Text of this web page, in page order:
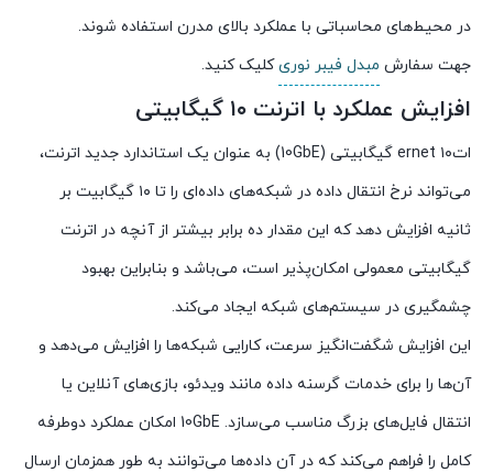
در محیط‌های محاسباتی با عملکرد بالای مدرن استفاده شوند.
جهت سفارش مبدل فیبر نوریکلیک کنید.
افزایش عملکرد با اترنت ۱۰ گیگابیتی
اتernet ۱۰ گیگابیتی (10GbE) به عنوان یک استاندارد جدید اترنت،
می‌تواند نرخ انتقال داده در شبکه‌های داده‌ای را تا ۱۰ گیگابیت بر
ثانیه افزایش دهد که این مقدار ده برابر بیشتر از آنچه در اترنت
گیگابیتی معمولی امکان‌پذیر است، می‌باشد و بنابراین بهبود
چشمگیری در سیستم‌های شبکه ایجاد می‌کند.
این افزایش شگفت‌انگیز سرعت، کارایی شبکه‌ها را افزایش می‌دهد و
آن‌ها را برای خدمات گرسنه داده مانند ویدئو، بازی‌های آنلاین یا
انتقال فایل‌های بزرگ مناسب می‌سازد. 10GbE امکان عملکرد دوطرفه
کامل را فراهم می‌کند که در آن داده‌ها می‌توانند به طور همزمان ارسال